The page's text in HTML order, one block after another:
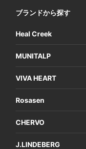
ブランドから探す
Heal Creek
MUNITALP
VIVA HEART
Rosasen
CHERVO
J.LINDEBERG